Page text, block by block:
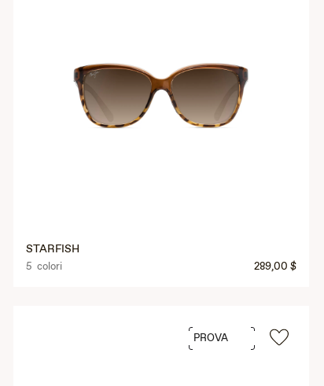
STARFISH
5 colori 289,00 $
PROVA